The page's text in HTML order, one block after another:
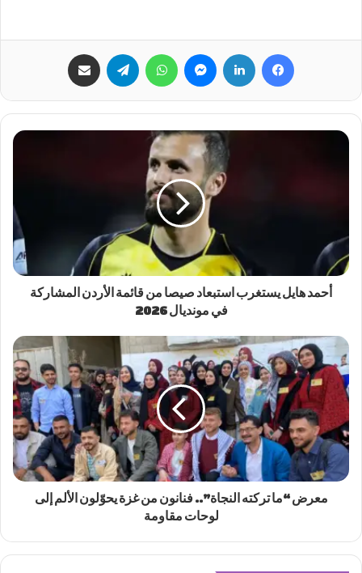
فيسبوك لينكدإن ماسنجر واتساب تيلقرام
أحمد هايل يستغرب استبعاد صيصا من قائمة الأردن المشاركة
في مونديال 2026
معرض “ما تركته النجاة”.. فنانون من غزة يحوّلون الألم إلى
لوحات مقاومة